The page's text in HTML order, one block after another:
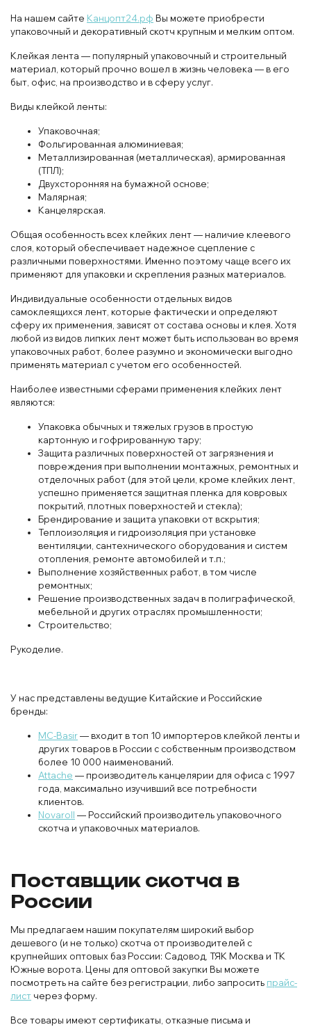
На нашем сайте Канцопт24.рф Вы можете приобрести
упаковочный и декоративный скотч крупным и мелким оптом.
Клейкая лента — популярный упаковочный и строительный
материал, который прочно вошел в жизнь человека — в его
быт, офис, на производство и в сферу услуг.
Виды клейкой ленты:
Упаковочная;
Фольгированная алюминиевая;
Металлизированная (металлическая), армированная
(ТПЛ);
Двухсторонняя на бумажной основе;
Малярная;
Канцелярская.
Общая особенность всех клейких лент — наличие клеевого
слоя, который обеспечивает надежное сцепление с
различными поверхностями. Именно поэтому чаще всего их
применяют для упаковки и скрепления разных материалов.
Индивидуальные особенности отдельных видов
самоклеящихся лент, которые фактически и определяют
сферу их применения, зависят от состава основы и клея. Хотя
любой из видов липких лент может быть использован во время
упаковочных работ, более разумно и экономически выгодно
применять материал с учетом его особенностей.
Наиболее известными сферами применения клейких лент
являются:
Упаковка обычных и тяжелых грузов в простую
картонную и гофрированную тару;
Защита различных поверхностей от загрязнения и
повреждения при выполнении монтажных, ремонтных и
отделочных работ (для этой цели, кроме клейких лент,
успешно применяется защитная пленка для ковровых
покрытий, плотных поверхностей и стекла);
Брендирование и защита упаковки от вскрытия;
Теплоизоляция и гидроизоляция при установке
вентиляции, сантехнического оборудования и систем
отопления, ремонте автомобилей и т.п.;
Выполнение хозяйственных работ, в том числе
ремонтных;
Решение производственных задач в полиграфической,
мебельной и других отраслях промышленности;
Строительство;
Рукоделие.
У нас представлены ведущие Китайские и Российские
бренды:
MC-Basir— входит в топ 10 импортеров клейкой ленты и
других товаров в России с собственным производством
более 10 000 наименований.
Attache — производитель канцелярии для офиса с 1997
года, максимально изучивший все потребности
клиентов.
Novaroll — Российский производитель упаковочного
скотча и упаковочных материалов.
Поставщик скотча в
России
Мы предлагаем нашим покупателям широкий выбор
дешевого (и не только) скотча от производителей с
крупнейших оптовых баз России: Садовод, ТЯК Москва и ТК
Южные ворота. Цены для оптовой закупки Вы можете
посмотреть на сайте без регистрации, либо запросить прайс-
лист через форму.
Все товары имеют сертификаты, отказные письма и